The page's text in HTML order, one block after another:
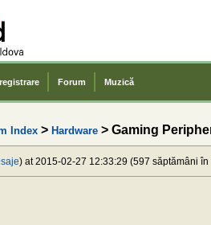
Forum Muzică
Index > Hardware > Gaming
) at 2015-02-27 12:33:29 (597 săptămâni în